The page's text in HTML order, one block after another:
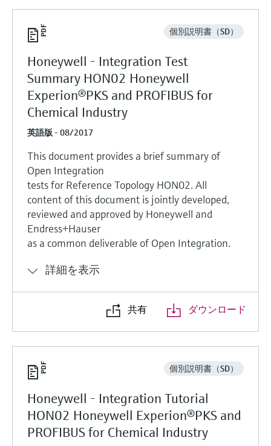
個別説明書（SD）
Honeywell - Integration Test
Summary HON02 Honeywell
Experion®PKS and PROFIBUS for
Chemical Industry
英語版 - 08/2017
This document provides a brief summary of
Open Integration
tests for Reference Topology HON02. All
content of this document is jointly developed,
reviewed and approved by Honeywell and
Endress+Hauser
as a common deliverable of Open Integration.
詳細を表示
共有 ダウンロード
個別説明書（SD）
Honeywell - Integration Tutorial
HON02 Honeywell Experion®PKS and
PROFIBUS for Chemical Industry